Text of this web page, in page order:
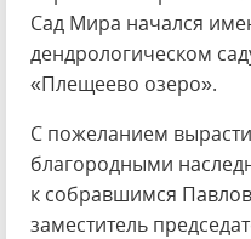
Сад Мира начался
дендрологическом
«Плещеево озеро».
С пожеланием
благородными
к собравшимся
заместитель